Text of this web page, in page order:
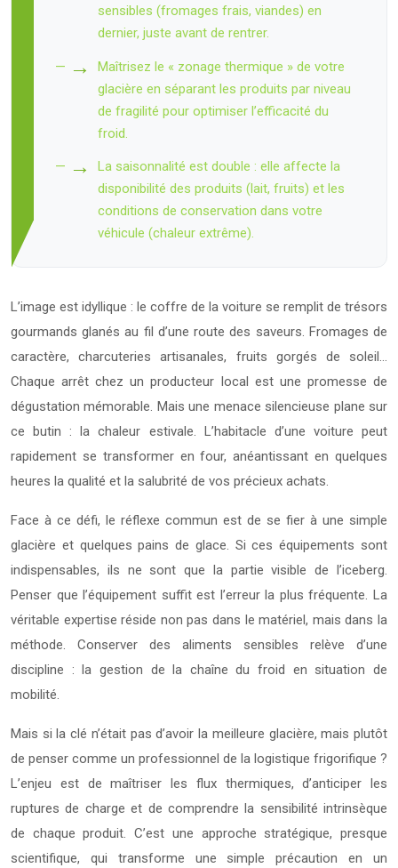
sensibles (fromages frais, viandes) en
dernier, juste avant de rentrer.
Maîtrisez le « zonage thermique » de votre
glacière en séparant les produits par niveau
de fragilité pour optimiser l’efficacité du
froid.
La saisonnalité est double : elle affecte la
disponibilité des produits (lait, fruits) et les
conditions de conservation dans votre
véhicule (chaleur extrême).
L’image est idyllique : le coffre de la voiture se remplit de trésors
gourmands glanés au fil d’une route des saveurs. Fromages de
caractère, charcuteries artisanales, fruits gorgés de soleil…
Chaque arrêt chez un producteur local est une promesse de
dégustation mémorable. Mais une menace silencieuse plane sur
ce butin : la chaleur estivale. L’habitacle d’une voiture peut
rapidement se transformer en four, anéantissant en quelques
heures la qualité et la salubrité de vos précieux achats.
Face à ce défi, le réflexe commun est de se fier à une simple
glacière et quelques pains de glace. Si ces équipements sont
indispensables, ils ne sont que la partie visible de l’iceberg.
Penser que l’équipement suffit est l’erreur la plus fréquente. La
véritable expertise réside non pas dans le matériel, mais dans la
méthode. Conserver des aliments sensibles relève d’une
discipline : la gestion de la chaîne du froid en situation de
mobilité.
Mais si la clé n’était pas d’avoir la meilleure glacière, mais plutôt
de penser comme un professionnel de la logistique frigorifique ?
L’enjeu est de maîtriser les flux thermiques, d’anticiper les
ruptures de charge et de comprendre la sensibilité intrinsèque
de chaque produit. C’est une approche stratégique, presque
scientifique, qui transforme une simple précaution en un